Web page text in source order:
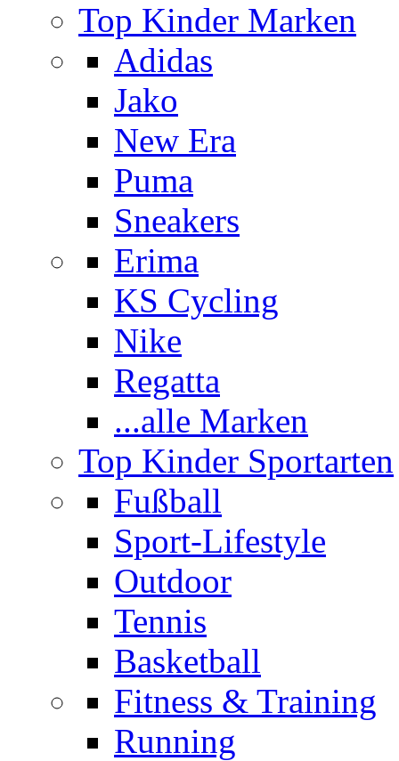
Top Kinder Marken
Adidas
Jako
New Era
Puma
Sneakers
Erima
KS Cycling
Nike
Regatta
...alle Marken
Top Kinder Sportarten
Fußball
Sport-Lifestyle
Outdoor
Tennis
Basketball
Fitness & Training
Running